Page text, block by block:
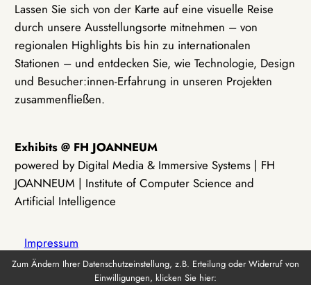
Lassen Sie sich von der Karte auf eine visuelle Reise
durch unsere Ausstellungsorte mitnehmen – von
regionalen Highlights bis hin zu internationalen
Stationen – und entdecken Sie, wie Technologie, Design
und Besucher:innen-Erfahrung in unseren Projekten
zusammenfließen.
Exhibits @ FH JOANNEUM
powered by Digital Media & Immersive Systems | FH
JOANNEUM | Institute of Computer Science and
Artificial Intelligence
Impressum
Zum Ändern Ihrer Datenschutzeinstellung, z.B. Erteilung oder Widerruf von
Einwilligungen, klicken Sie hier: